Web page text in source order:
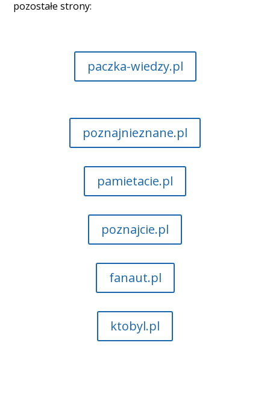
pozostałe strony:
paczka-wiedzy.pl
poznajnieznane.pl
pamietacie.pl
poznajcie.pl
fanaut.pl
ktobyl.pl